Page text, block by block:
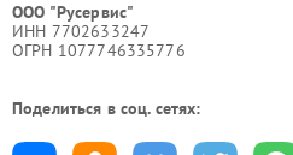
ООО "Русервис"
ИНН 7702633247
ОГРН 1077746335776
Поделиться в соц. сетях: